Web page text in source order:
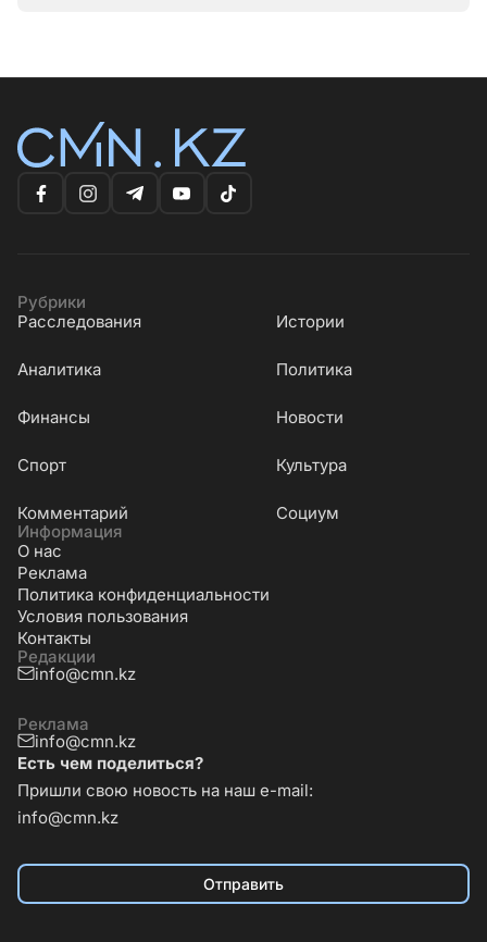
Рубрики
Расследования
Истории
Аналитика Политика
Финансы Новости
Cпорт Культура
Комментарий
Социум
Информация
О нас
Реклама
Политика конфиденциальности
Условия пользования
Контакты
Редакции
info@cmn.kz
Реклама
info@cmn.kz
Есть чем поделиться?
Пришли свою новость на наш e-mail:
info@cmn.kz
Отправить